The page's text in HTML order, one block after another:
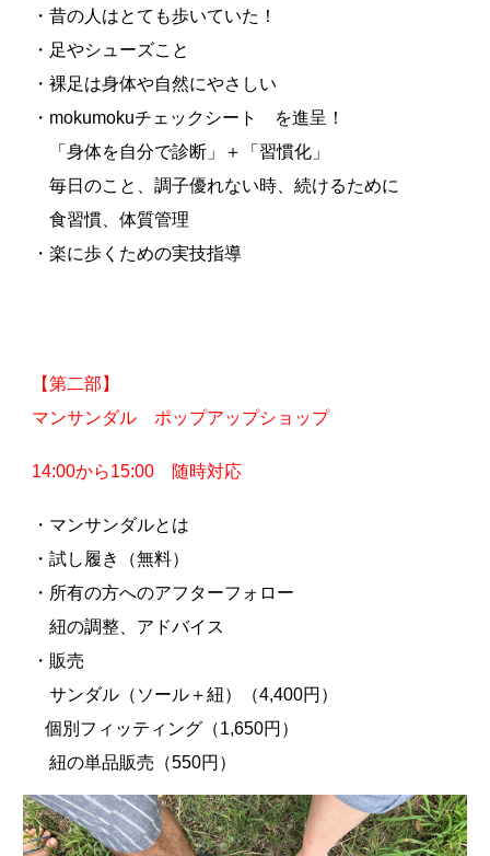
・昔の人はとても歩いていた！
・足やシューズこと
・裸足は身体や自然にやさしい
・mokumokuチェックシート を進呈！
「身体を自分で診断」＋「習慣化」
毎日のこと、調子優れない時、続けるために
食習慣、体質管理
・楽に歩くための実技指導
【第二部】
マンサンダル ポップアップショップ
14:00から15:00 随時対応
・マンサンダルとは
・試し履き（無料）
・所有の方へのアフターフォロー
紐の調整、アドバイス
・販売
サンダル（ソール＋紐）（4,400円）
個別フィッティング（1,650円）
紐の単品販売（550円）